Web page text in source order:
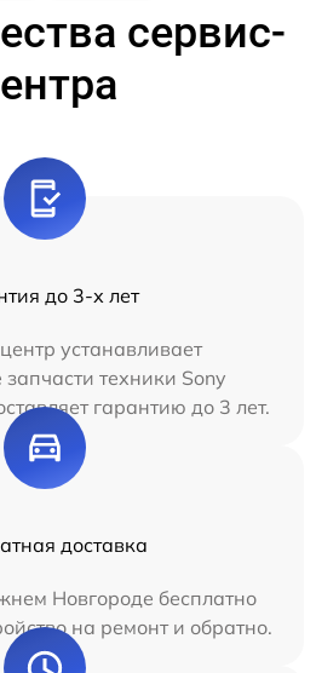
сервис-
до 3-х лет
устанавливает
техники Sony
гарантию до 3 лет.
доставка
Новгороде бесплатно
на ремонт и обратно.